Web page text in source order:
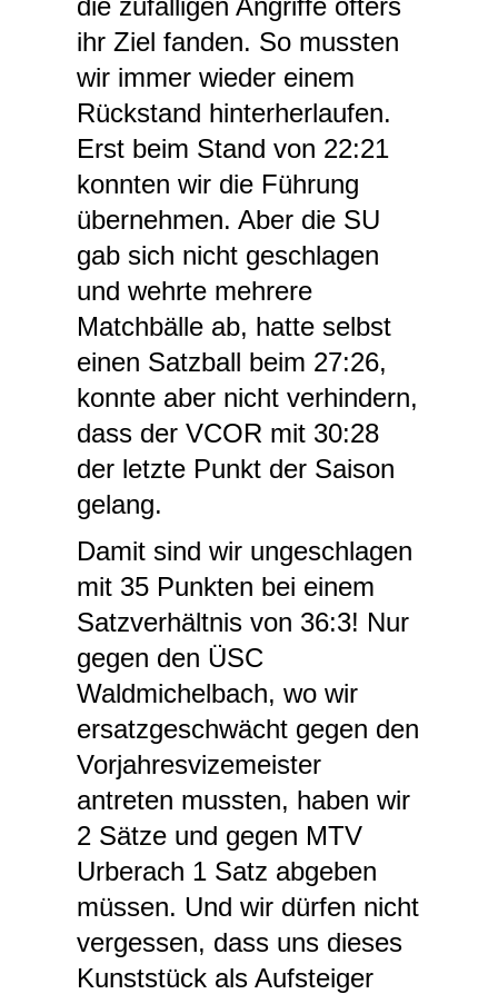
die zufälligen Angriffe öfters
ihr Ziel fanden. So mussten
wir immer wieder einem
Rückstand hinterherlaufen.
Erst beim Stand von 22:21
konnten wir die Führung
übernehmen. Aber die SU
gab sich nicht geschlagen
und wehrte mehrere
Matchbälle ab, hatte selbst
einen Satzball beim 27:26,
konnte aber nicht verhindern,
dass der VCOR mit 30:28
der letzte Punkt der Saison
gelang.
Damit sind wir ungeschlagen
mit 35 Punkten bei einem
Satzverhältnis von 36:3! Nur
gegen den ÜSC
Waldmichelbach, wo wir
ersatzgeschwächt gegen den
Vorjahresvizemeister
antreten mussten, haben wir
2 Sätze und gegen MTV
Urberach 1 Satz abgeben
müssen. Und wir dürfen nicht
vergessen, dass uns dieses
Kunststück als Aufsteiger